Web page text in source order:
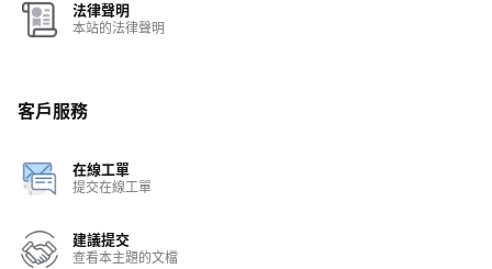
法律聲明
本站的法律聲明
客戶服務
在線工單
提交在線工單
建議提交
查看本主題的文檔